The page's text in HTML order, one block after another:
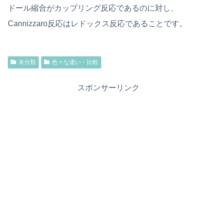
ドール縮合がカップリング反応であるのに対し、
Cannizzaro反応はレドックス反応であることです。
未分類 色々な違い・比較
スポンサーリンク